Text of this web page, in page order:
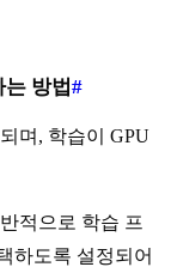
방법#
며, 학습이 GPU
적으로 학습 프
하도록 설정되어